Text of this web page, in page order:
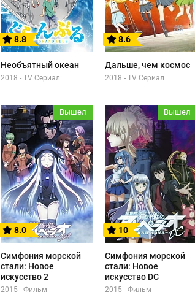
8.8
Необъятный океан
2018 - TV Сериал
8.6
Дальше, чем космос
2018 - TV Сериал
Вышел
8.0
Симфония морской
стали: Новое
искусство 2
2015 - Фильм
Вышел
10
Симфония морской
стали: Новое
искусство DC
2015 - Фильм